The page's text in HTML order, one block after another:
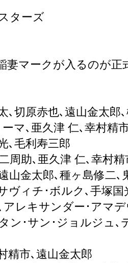
ターズ
マークが入るのが正
切原赤也､遠山金太郎
､亜久津 仁､幸村精
､毛利寿三郎
助､亜久津 仁､幸村精
山金太郎､種ヶ島修二､
ヴィチ･ボルク､手塚国
レキサンダー･アマデ
ン･サン･ジョルジュ､
精市､遠山金太郎